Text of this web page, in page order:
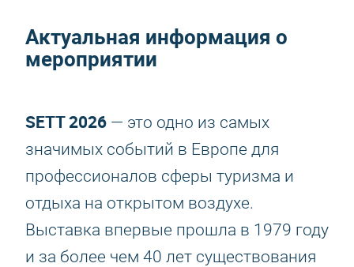
Актуальная информация о
мероприятии
SETT 2026 — это одно из самых
значимых событий в Европе для
профессионалов сферы туризма и
отдыха на открытом воздухе.
Выставка впервые прошла в 1979 году
и за более чем 40 лет существования